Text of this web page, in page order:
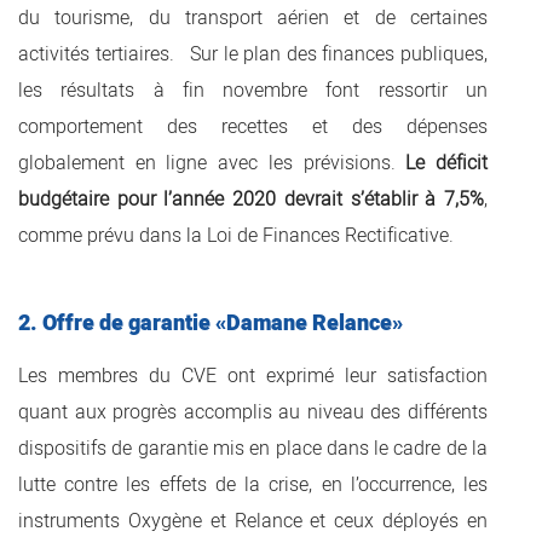
du tourisme, du transport aérien et de certaines
activités tertiaires. Sur le plan des finances publiques,
les résultats à fin novembre font ressortir un
comportement des recettes et des dépenses
globalement en ligne avec les prévisions. Le déficit
budgétaire pour l’année 2020 devrait s’établir à 7,5%,
comme prévu dans la Loi de Finances Rectificative.
2. Offre de garantie «Damane Relance»
Les membres du CVE ont exprimé leur satisfaction
quant aux progrès accomplis au niveau des différents
dispositifs de garantie mis en place dans le cadre de la
lutte contre les effets de la crise, en l’occurrence, les
instruments Oxygène et Relance et ceux déployés en